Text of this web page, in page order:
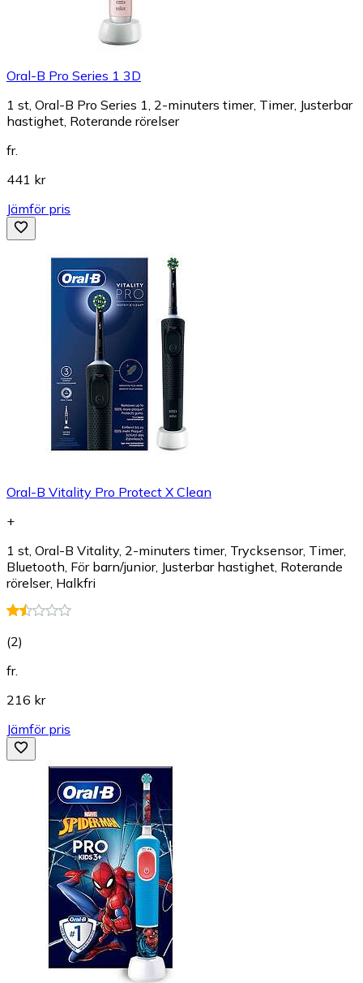
Oral-B Pro Series 1 3D
1 st, Oral-B Pro Series 1, 2-minuters timer, Timer, Justerbar
hastighet, Roterande rörelser
fr.
441 kr
Jämför pris
Oral-B Vitality Pro Protect X Clean
+
1 st, Oral-B Vitality, 2-minuters timer, Trycksensor, Timer,
Bluetooth, För barn/junior, Justerbar hastighet, Roterande
rörelser, Halkfri
(2)
fr.
216 kr
Jämför pris